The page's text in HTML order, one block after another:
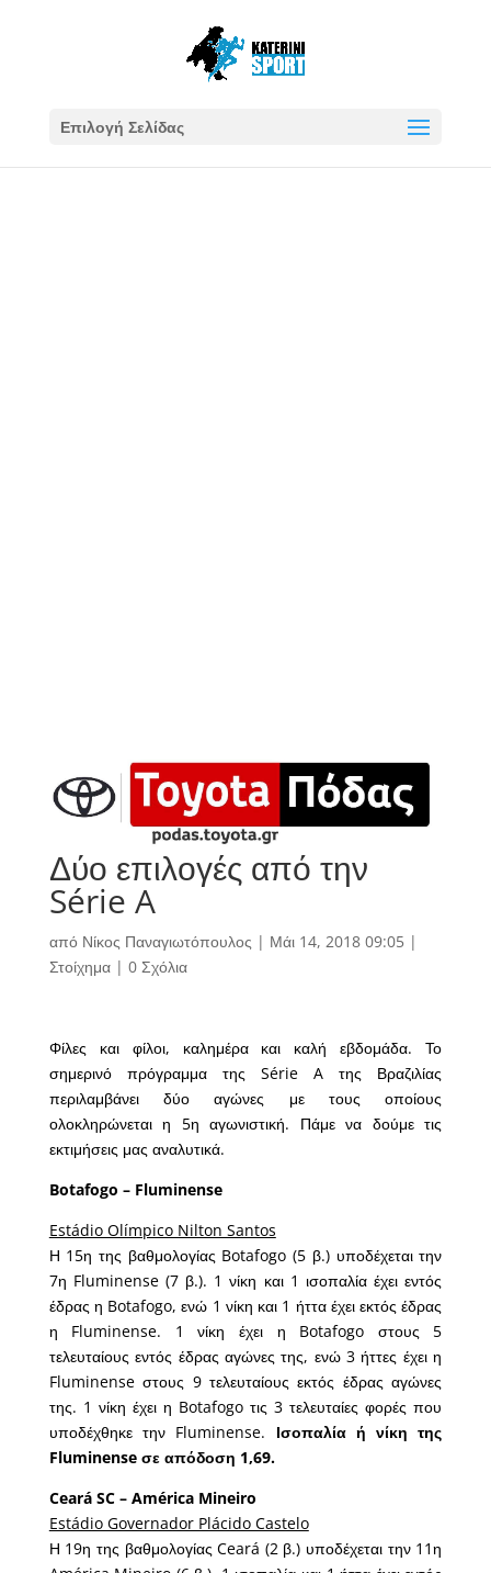
Επιλογή Σελίδας
Δύο επιλογές από την
Série A
από Νίκος Παναγιωτόπουλος | Μάι 14, 2018 09:05|
Στοίχημα| 0 Σχόλια
Φίλες και φίλοι, καλημέρα και καλή εβδομάδα. Το
σημερινό πρόγραμμα της Série A της Βραζιλίας
περιλαμβάνει δύο αγώνες με τους οποίους
ολοκληρώνεται η 5η αγωνιστική. Πάμε να δούμε τις
εκτιμήσεις μας αναλυτικά.
Botafogo – Fluminense
Estádio Olímpico Nilton Santos
Η 15η της βαθμολογίας Botafogo (5 β.) υποδέχεται την
7η Fluminense (7 β.). 1 νίκη και 1 ισοπαλία έχει εντός
έδρας η Botafogo, ενώ 1 νίκη και 1 ήττα έχει εκτός έδρας
η Fluminense. 1 νίκη έχει η Botafogo στους 5
τελευταίους εντός έδρας αγώνες της, ενώ 3 ήττες έχει η
Fluminense στους 9 τελευταίους εκτός έδρας αγώνες
της. 1 νίκη έχει η Botafogo τις 3 τελευταίες φορές που
υποδέχθηκε την Fluminense. Ισοπαλία ή νίκη της
Fluminense σε απόδοση 1,69.
Ceará SC – América Mineiro
Estádio Governador Plácido Castelo
Η 19η της βαθμολογίας Ceará (2 β.) υποδέχεται την 11η